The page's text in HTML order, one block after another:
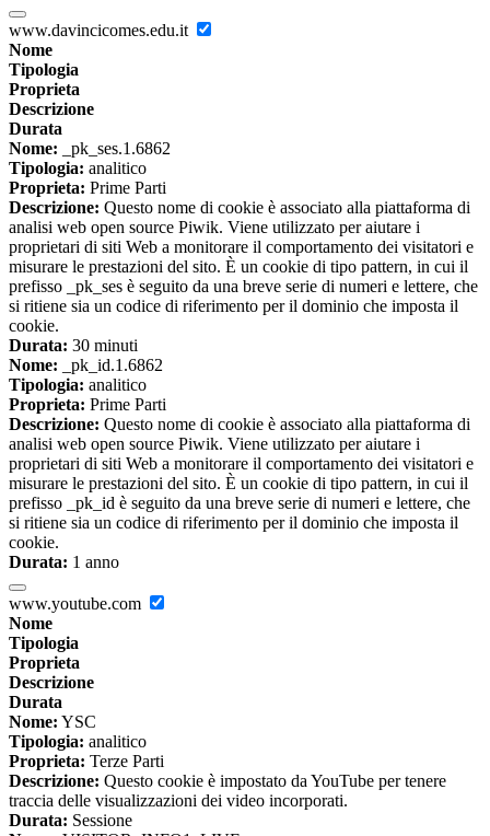
www.davincicomes.edu.it
Nome
Tipologia
Proprieta
Descrizione
Durata
Nome: _pk_ses.1.6862
Tipologia: analitico
Proprieta: Prime Parti
Descrizione: Questo nome di cookie è associato alla piattaforma di
analisi web open source Piwik. Viene utilizzato per aiutare i
proprietari di siti Web a monitorare il comportamento dei visitatori e
misurare le prestazioni del sito. È un cookie di tipo pattern, in cui il
prefisso _pk_ses è seguito da una breve serie di numeri e lettere, che
si ritiene sia un codice di riferimento per il dominio che imposta il
cookie.
Durata: 30 minuti
Nome: _pk_id.1.6862
Tipologia: analitico
Proprieta: Prime Parti
Descrizione: Questo nome di cookie è associato alla piattaforma di
analisi web open source Piwik. Viene utilizzato per aiutare i
proprietari di siti Web a monitorare il comportamento dei visitatori e
misurare le prestazioni del sito. È un cookie di tipo pattern, in cui il
prefisso _pk_id è seguito da una breve serie di numeri e lettere, che
si ritiene sia un codice di riferimento per il dominio che imposta il
cookie.
Durata: 1 anno
www.youtube.com
Nome
Tipologia
Proprieta
Descrizione
Durata
Nome: YSC
Tipologia: analitico
Proprieta: Terze Parti
Descrizione: Questo cookie è impostato da YouTube per tenere
traccia delle visualizzazioni dei video incorporati.
Durata: Sessione